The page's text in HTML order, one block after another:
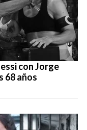
con Jorge
68 años